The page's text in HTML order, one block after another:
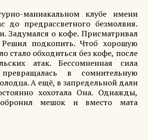
маниакальном клубе имени
до предрассветного безмолвия.
Задумался о кофе. Присматривал
подкопить. Чтоб хорошую
стало обходиться без кофе, после
атак. Бессомненная сила
в сомнительную
А ещё, в запредельной дали
хохотала Она. Однажды,
мешок и вместо мата